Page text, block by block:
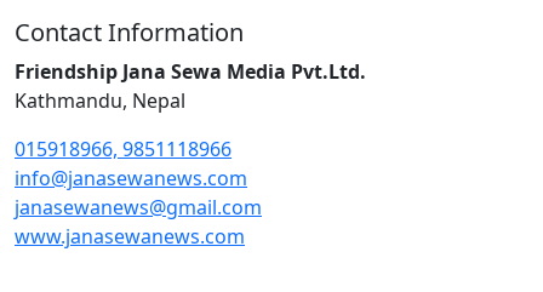
Contact Information
Friendship Jana Sewa Media Pvt.Ltd.
Kathmandu, Nepal
015918966, 9851118966
info@janasewanews.com
janasewanews@gmail.com
www.janasewanews.com